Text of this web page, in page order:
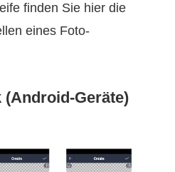
finden Sie hier die
eines Foto-
(Android-Geräte)